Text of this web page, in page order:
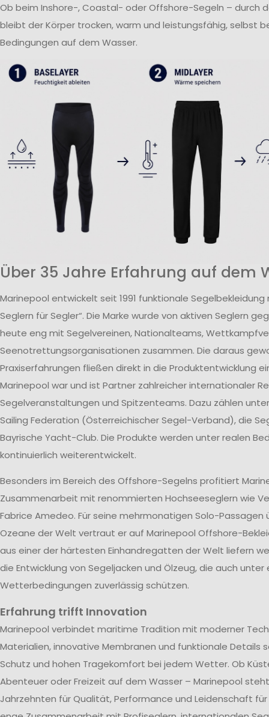
Ob beim Inshore-, Coastal- oder Offshore-Segeln – durch
bleibt der Körper trocken, warm und leistungsfähig, selbst
Bedingungen auf dem Wasser.
Über 35 Jahre Erfahrung auf dem
Marinepool entwickelt seit 1991 funktionale Segelbekleidung
Seglern für Segler“. Die Marke wurde von aktiven Seglern
heute eng mit Segelvereinen, Nationalteams,
Seenotrettungsorganisationen zusammen. Die daraus
Praxiserfahrungen fließen direkt in die Produktentwicklung
Marinepool war und ist Partner zahlreicher internationaler
Segelveranstaltungen und Spitzenteams. Dazu zählen
Sailing Federation (Österreichischer Segel-Verband), die
Bayrische Yacht-Club. Die Produkte werden unter realen
kontinuierlich weiterentwickelt.
Besonders im Bereich des Offshore-Segelns profitiert
Zusammenarbeit mit renommierten Hochseeseglern wie
Fabrice Amedeo. Für seine mehrmonatigen Solo-
Ozeane der Welt vertraut er auf Marinepool Offshore-
aus einer der härtesten Einhandregatten der Welt liefern
die Entwicklung von Segeljacken und Ölzeug, die auch
Wetterbedingungen zuverlässig schützen.
Erfahrung trifft Innovation
Marinepool verbindet maritime Tradition mit moderner
Materialien, innovative Membranen und funktionale Details
Schutz und hohen Tragekomfort bei jedem Wetter. Ob
Abenteuer oder Freizeit auf dem Wasser – Marinepool
Jahrzehnten für Qualität, Performance und Leidenschaft